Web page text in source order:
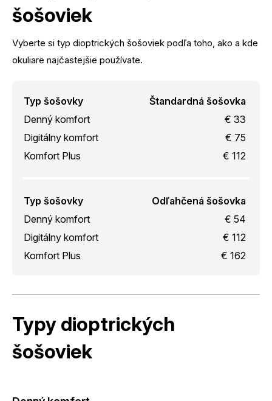
šošoviek
Vyberte si typ dioptrických šošoviek podľa toho, ako a kde
okuliare najčastejšie používate.
Typ šošovky
Štandardná šošovka
Denný komfort
€ 33
Digitálny komfort
€ 75
Komfort Plus
€ 112
Typ šošovky
Odľahčená šošovka
Denný komfort
€ 54
Digitálny komfort
€ 112
Komfort Plus
€ 162
Typy dioptrických
šošoviek